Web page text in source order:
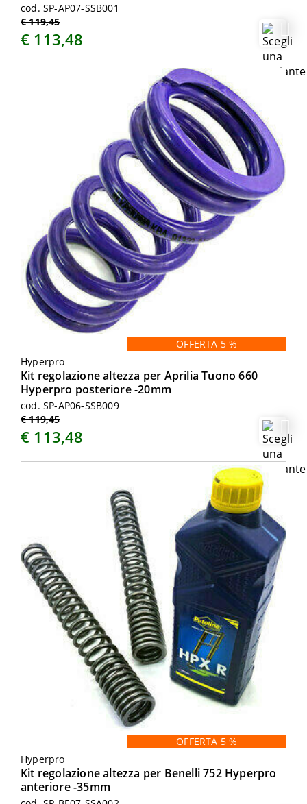
cod. SP-AP07-SSB001
€ 119,45
€ 113,48
OFFERTA 5 %
Hyperpro
Kit regolazione altezza per Aprilia Tuono 660
Hyperpro posteriore -20mm
cod. SP-AP06-SSB009
€ 119,45
€ 113,48
OFFERTA 5 %
Hyperpro
Kit regolazione altezza per Benelli 752 Hyperpro
anteriore -35mm